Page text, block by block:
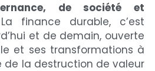
de société et
finance durable, c’est
et de demain, ouverte
et ses transformations à
de la destruction de valeur